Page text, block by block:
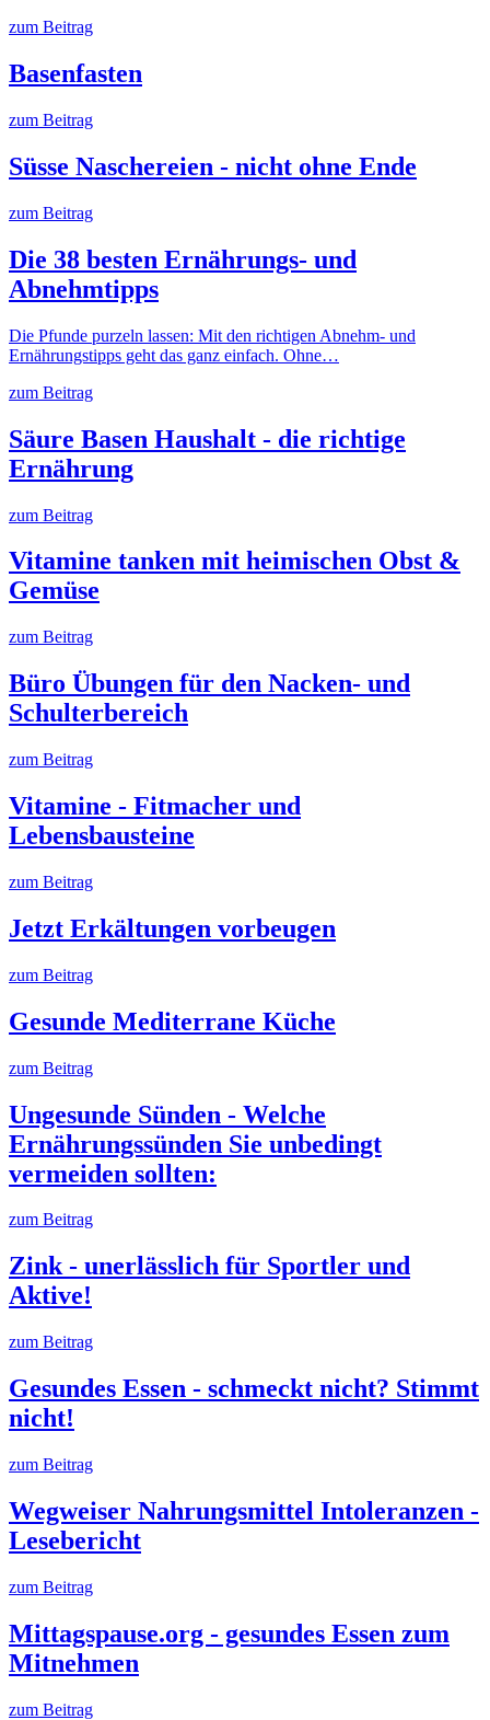
zum Beitrag
Basenfasten
zum Beitrag
Süsse Naschereien - nicht ohne Ende
zum Beitrag
Die 38 besten Ernährungs- und
Abnehmtipps
Die Pfunde purzeln lassen: Mit den richtigen Abnehm- und
Ernährungstipps geht das ganz einfach. Ohne…
zum Beitrag
Säure Basen Haushalt - die richtige
Ernährung
zum Beitrag
Vitamine tanken mit heimischen Obst &
Gemüse
zum Beitrag
Büro Übungen für den Nacken- und
Schulterbereich
zum Beitrag
Vitamine - Fitmacher und
Lebensbausteine
zum Beitrag
Jetzt Erkältungen vorbeugen
zum Beitrag
Gesunde Mediterrane Küche
zum Beitrag
Ungesunde Sünden - Welche
Ernährungssünden Sie unbedingt
vermeiden sollten:
zum Beitrag
Zink - unerlässlich für Sportler und
Aktive!
zum Beitrag
Gesundes Essen - schmeckt nicht? Stimmt
nicht!
zum Beitrag
Wegweiser Nahrungsmittel Intoleranzen -
Lesebericht
zum Beitrag
Mittagspause.org - gesundes Essen zum
Mitnehmen
zum Beitrag